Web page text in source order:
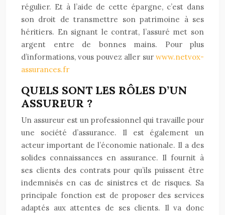
régulier. Et à l’aide de cette épargne, c’est dans
son droit de transmettre son patrimoine à ses
héritiers. En signant le contrat, l’assuré met son
argent entre de bonnes mains. Pour plus
d’informations, vous pouvez aller sur www.netvox-
assurances.fr
QUELS SONT LES RÔLES D’UN
ASSUREUR ?
Un assureur est un professionnel qui travaille pour
une société d’assurance. Il est également un
acteur important de l’économie nationale. Il a des
solides connaissances en assurance. Il fournit à
ses clients des contrats pour qu’ils puissent être
indemnisés en cas de sinistres et de risques. Sa
principale fonction est de proposer des services
adaptés aux attentes de ses clients. Il va donc